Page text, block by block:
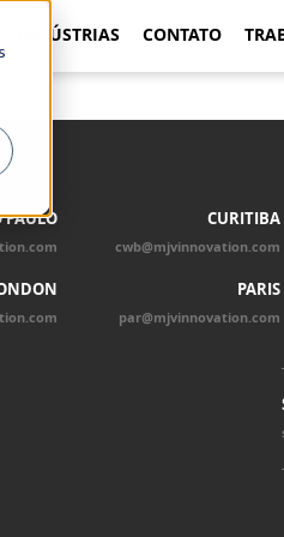
INDÚSTRIAS CONTATO
PAULO CURITIBA
cwb@mjvinnovation.com
PARIS
par@mjvinnovation.com